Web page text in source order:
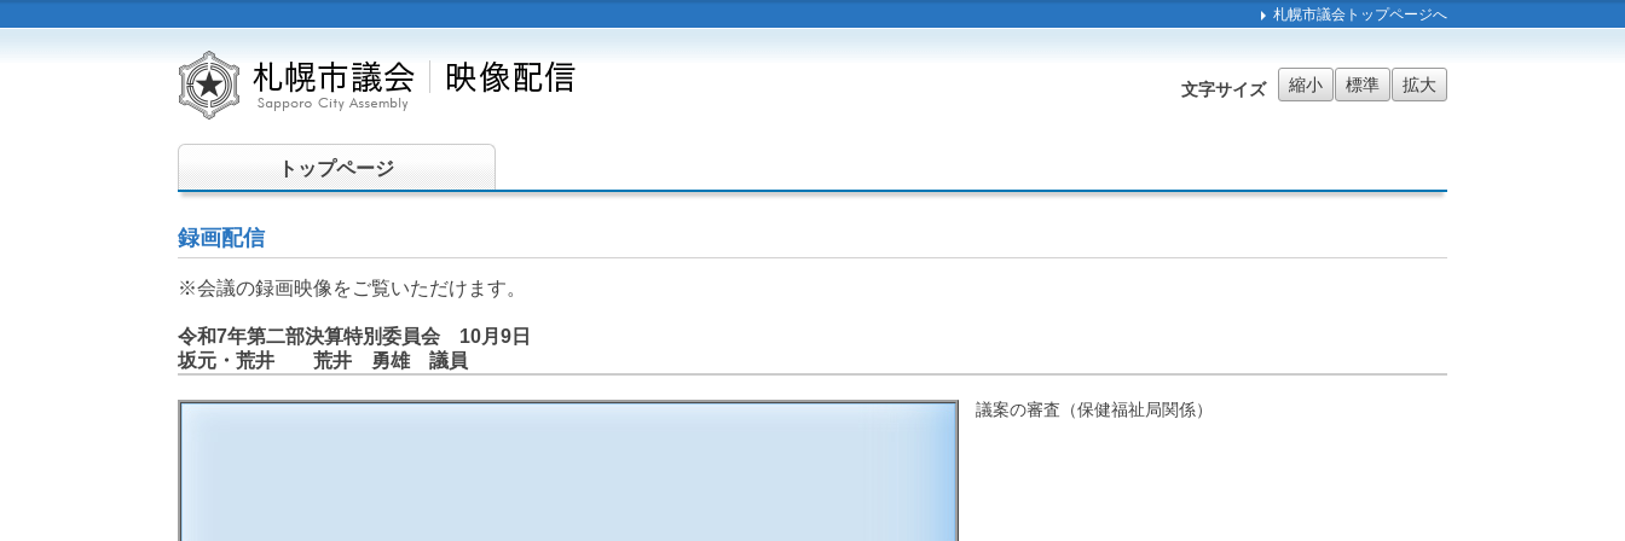
札幌市議会トップページへ
文字サイズ 縮小 標準 拡大
トップページ
録画配信
※会議の録画映像をご覧いただけます。
令和7年第二部決算特別委員会 10月9日
坂元・荒井 荒井 勇雄 議員
議案の審査（保健福祉局関係）